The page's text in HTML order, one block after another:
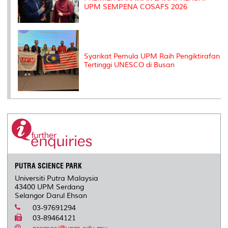
UPM SEMPENA COSAFS 2026
Syarikat Pemula UPM Raih Pengiktirafan
Tertinggi UNESCO di Busan
PUTRA SCIENCE PARK
Universiti Putra Malaysia
43400 UPM Serdang
Selangor Darul Ehsan
03-97691294
03-89464121